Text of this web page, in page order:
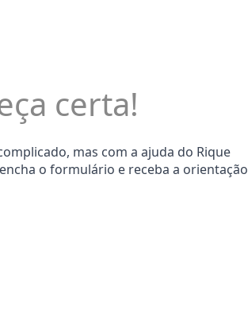
certa!
mas com a ajuda do Rique
o formulário e receba a orientação